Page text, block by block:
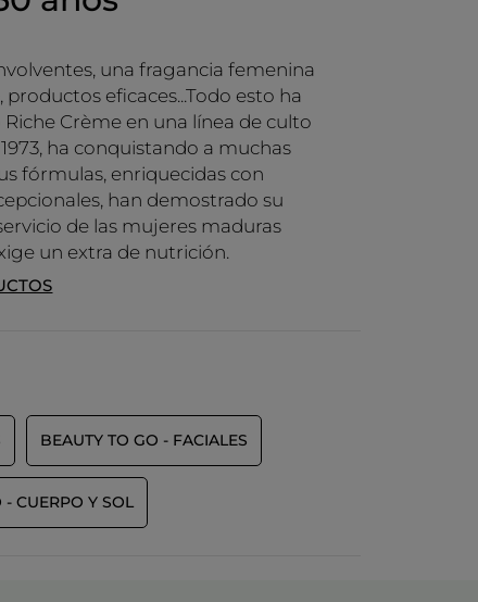
una fragancia femenina
productos eficaces...Todo esto ha
Crème en una línea de culto
ha conquistando a muchas
fórmulas, enriquecidas con
han demostrado su
de las mujeres maduras
un extra de nutrición.
BEAUTY TO GO - FACIALES
- CUERPO Y SOL